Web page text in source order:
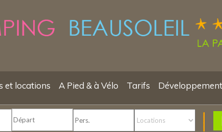
et locations A Pied & à Vélo Tarifs